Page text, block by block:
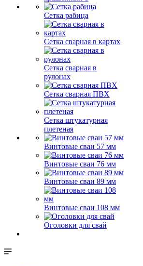
Сетка рабица
Сетка сварная в картах
Сетка сварная в
рулонах
Сетка сварная ПВХ
Сетка штукатурная
плетеная
Винтовые сваи 57 мм
Винтовые сваи 76 мм
Винтовые сваи 89 мм
Винтовые сваи 108 мм
Оголовки для свай